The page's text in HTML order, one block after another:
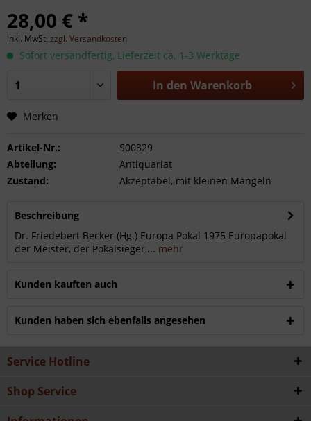
28,00 € *
inkl. MwSt. zzgl. Versandkosten
Sofort versandfertig, Lieferzeit ca. 1-3 Werktage
In den Warenkorb
Merken
Artikel-Nr.:
S00329
Abteilung:
Antiquariat
Zustand:
Akzeptabel, mit kleinen Mängeln
Beschreibung
Dr. Friedebert Becker (Hg.) Europa Pokal 1975 Europapokal
der Meister, der Pokalsieger,... mehr
Kunden kauften auch
Kunden haben sich ebenfalls angesehen
Service Hotline
Shop Service